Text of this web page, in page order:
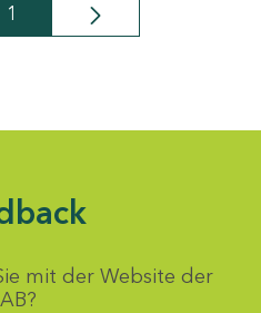
Seite
1
mit der Website der